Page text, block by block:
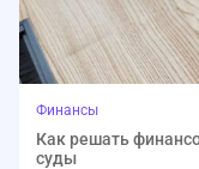
Финансы
Как решать
суды